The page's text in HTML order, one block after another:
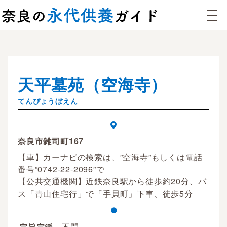
天平墓苑（空海寺）
てんぴょうぼえん
奈良市雑司町167
【車】カーナビの検索は、”空海寺”もしくは電話
番号”0742-22-2096”で
【公共交通機関】近鉄奈良駅から徒歩約20分、バ
ス「青山住宅行」で「手貝町」下車、徒歩5分